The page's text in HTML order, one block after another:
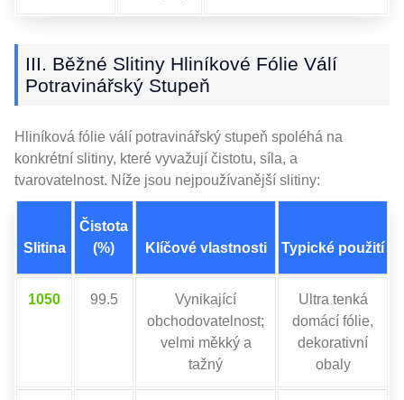
III. Běžné Slitiny Hliníkové Fólie Válí
Potravinářský Stupeň
Hliníková fólie válí potravinářský stupeň spoléhá na
konkrétní slitiny, které vyvažují čistotu, síla, a
tvarovatelnost. Níže jsou nejpoužívanější slitiny:
Slitina
Čistota
(%)
Klíčové vlastnosti Typické použití
1050 99.5
Vynikající
obchodovatelnost;
velmi měkký a
tažný
Ultra tenká
domácí fólie,
dekorativní
obaly